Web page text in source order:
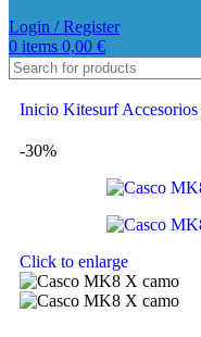
Login / Register
0 items 0,00 €
Inicio KitesurfAccesorios
-30%
Click to enlarge